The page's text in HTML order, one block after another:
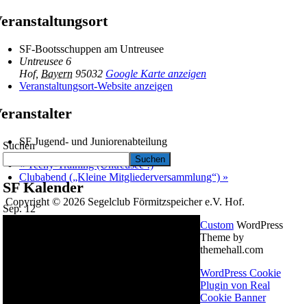
SF-Bootsschuppen am Untreusee
Untreusee 6
Hof, Bayern 95032 Google Karte anzeigen
Veranstaltungsort-Website anzeigen
SF Jugend- und Juniorenabteilung
«Teeny-Training (Untreusee !)
Clubabend („Kleine Mitgliederversammlung“) »
Suchen
Suchen
SF Kalender
Sep.12
Copyright © 2026 Segelclub Förmitzspeicher e.V. Hof.
CustomWordPress
Theme by
themehall.com
WordPress Cookie
Plugin von Real
Cookie Banner